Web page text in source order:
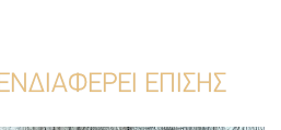
ΕΠΙΣΗΣ